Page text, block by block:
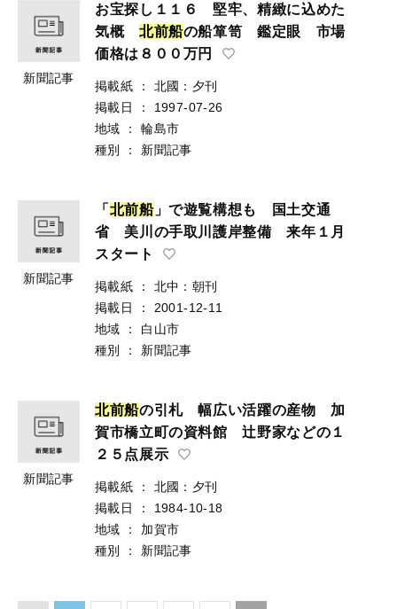
新聞記事
お宝探し１１６ 堅牢、精緻に込めた
気概 北前船の船箪笥 鑑定眼 市場
価格は８００万円
掲載紙 ：
北國：夕刊
掲載日
：
1997-07-26
地域
：
輪島市
種別
： 新聞記事
新聞記事
「 北前船」で遊覧構想も 国土交通
省 美川の手取川護岸整備 来年１月
スタート
掲載紙 ：
北中：朝刊
掲載日
：
2001-12-11
地域
：
白山市
種別
： 新聞記事
新聞記事
北前船の引札 幅広い活躍の産物 加
賀市橋立町の資料館 辻野家などの１
２５点展示
掲載紙 ：
北國：夕刊
掲載日
：
1984-10-18
地域
：
加賀市
種別
： 新聞記事